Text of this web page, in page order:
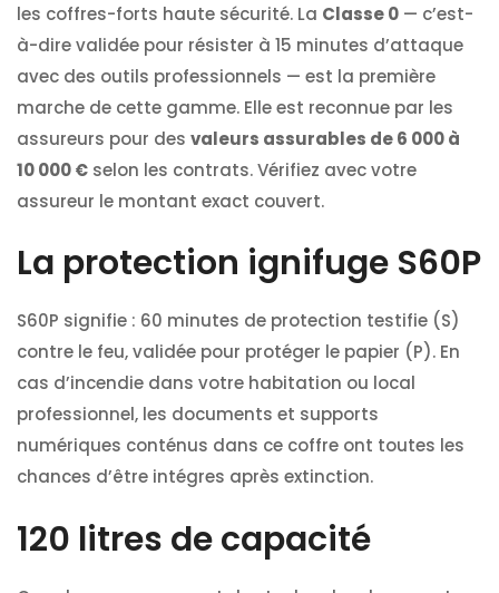
les coffres-forts haute sécurité. La Classe 0 — c’est-
à-dire validée pour résister à 15 minutes d’attaque
avec des outils professionnels — est la première
marche de cette gamme. Elle est reconnue par les
assureurs pour des valeurs assurables de 6 000 à
10 000 € selon les contrats. Vérifiez avec votre
assureur le montant exact couvert.
La protection ignifuge S60P
S60P signifie : 60 minutes de protection testifie (S)
contre le feu, validée pour protéger le papier (P). En
cas d’incendie dans votre habitation ou local
professionnel, les documents et supports
numériques conténus dans ce coffre ont toutes les
chances d’être intégres après extinction.
120 litres de capacité